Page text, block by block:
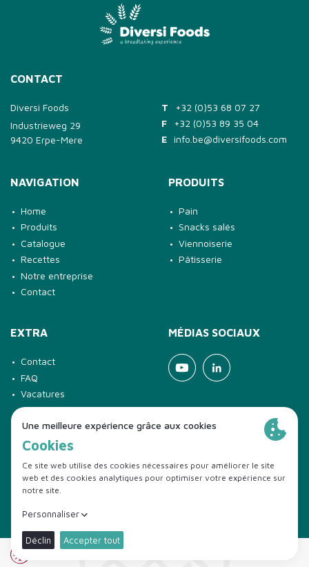
CONTACT
Diversi Foods
Industrieweg 29
9420 Erpe-Mere
T
+32 (0)53 68 07 27
F
+32 (0)53 89 35 04
E info.be@diversifoods.com
NAVIGATION
Home
Produits
Catalogue
Recettes
Notre entreprise
Contact
PRODUITS
Pain
Snacks salés
Viennoiserie
Pâtisserie
EXTRA
Contact
FAQ
Vacatures
MÉDIAS SOCIAUX
Youtube
© 2026 Diversi Foods
Conditions de vente
Conformité
Code of Conduct